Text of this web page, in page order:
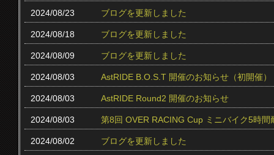
2024/08/23 ブログを更新しました
2024/08/18 ブログを更新しました
2024/08/09 ブログを更新しました
2024/08/03 AstRIDE B.O.S.T 開催のお知らせ（初開催）
2024/08/03 AstRIDE Round2 開催のお知らせ
2024/08/03 第8回 OVER RACING Cup ミニバイク5時
2024/08/02 ブログを更新しました